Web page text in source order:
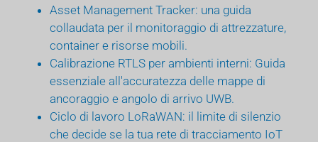
Asset Management Tracker: una guida
collaudata per il monitoraggio di attrezzature,
container e risorse mobili.
Calibrazione RTLS per ambienti interni: Guida
essenziale all'accuratezza delle mappe di
ancoraggio e angolo di arrivo UWB.
Ciclo di lavoro LoRaWAN: il limite di silenzio
che decide se la tua rete di tracciamento IoT